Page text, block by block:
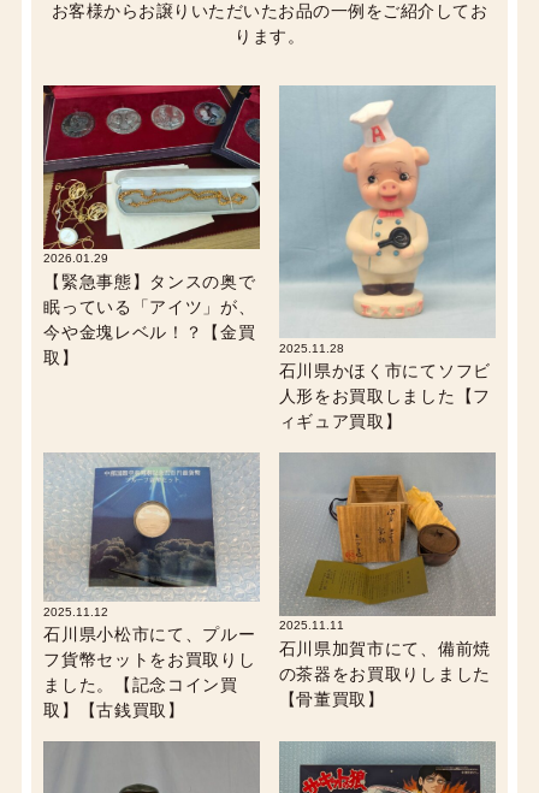
お客様からお譲りいただいたお品の一例をご紹介してお
ります。
2026.01.29
【緊急事態】タンスの奥で
眠っている「アイツ」が、
今や金塊レベル！？【金買
取】
2025.11.28
石川県かほく市にてソフビ
人形をお買取しました【フ
ィギュア買取】
2025.11.12
石川県小松市にて、プルー
フ貨幣セットをお買取りし
ました。【記念コイン買
取】【古銭買取】
2025.11.11
石川県加賀市にて、備前焼
の茶器をお買取りしました
【骨董買取】